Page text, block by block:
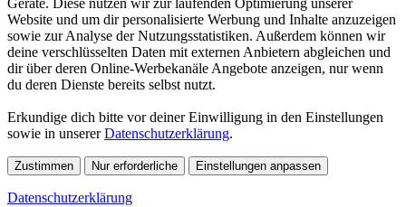
Geräte. Diese nutzen wir zur laufenden Optimierung unserer
Website und um dir personalisierte Werbung und Inhalte anzuzeigen
sowie zur Analyse der Nutzungsstatistiken. Außerdem können wir
deine verschlüsselten Daten mit externen Anbietern abgleichen und
dir über deren Online-Werbekanäle Angebote anzeigen, nur wenn
du deren Dienste bereits selbst nutzt.
Erkundige dich bitte vor deiner Einwilligung in den Einstellungen
sowie in unsererDatenschutzerklärung.
Zustimmen Nur erforderliche Einstellungen anpassen
Datenschutzerklärung